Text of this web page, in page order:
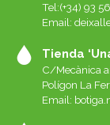
Tel:(+34) 93
Email:
Tienda
C/Mecànica
Polígon La
Email: